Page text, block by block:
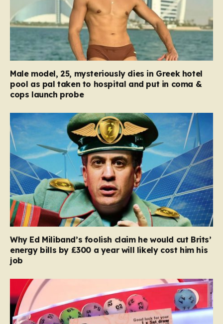
Male model, 25, mysteriously dies in Greek hotel
pool as pal taken to hospital and put in coma &
cops launch probe
Why Ed Miliband’s foolish claim he would cut Brits’
energy bills by £300 a year will likely cost him his
job